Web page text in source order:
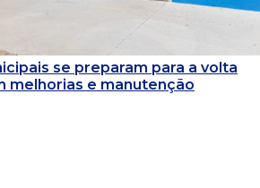
se preparam para a volta
melhorias e manutenção